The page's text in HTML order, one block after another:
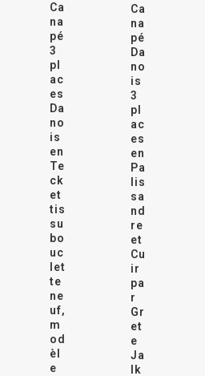
Ca
na
pé
3
pl
ac
es
Da
no
is
en
Te
ck
et
tis
su
bo
uc
let
te
ne
uf,
m
od
èl
e
Ca
na
pé
Da
no
is
3
pl
ac
es
en
Pa
lis
sa
nd
re
et
Cu
ir
pa
r
Gr
et
e
Ja
lk